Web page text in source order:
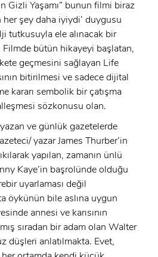
x
Gizli Yaşamı” bunun filmi biraz
her şey daha iyiydi’ duygusu
tutkusuyla ele alınacak bir
Filmde bütün hikayeyi başlatan,
geçmesini sağlayan Life
bitirilmesi ve sadece dijital
kararı sembolik bir çatışma
sözkonusu olan.
ve günlük gazetelerde
yazar James Thurber’in
yapılan, zamanın ünlü
Kaye’in başrolünde olduğu
uyarlaması değil
öykünün bile aslına uygun
annesi ve karısının
sıradan bir adam olan Walter
düşleri anlatılmakta. Evet,